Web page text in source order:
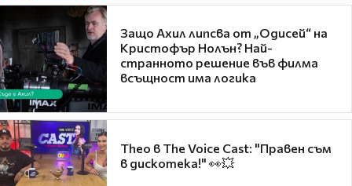
Защо Ахил липсва от „Одисей“ на
Кристофър Нолън? Най-
странното решение във филма
всъщност има логика
Theo в The Voice Cast: "Правен съм
в дискотека!" 👀💥